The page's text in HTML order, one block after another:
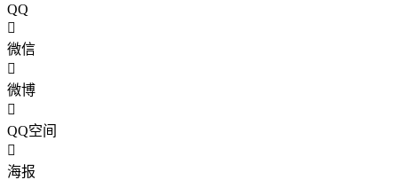
QQ
微信
微博
QQ空间
海报